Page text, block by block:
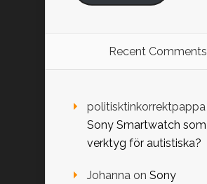
Recent Comments
politisktinkorrektpappa
Sony Smartwatch som
verktyg för autistiska?
Johanna on Sony